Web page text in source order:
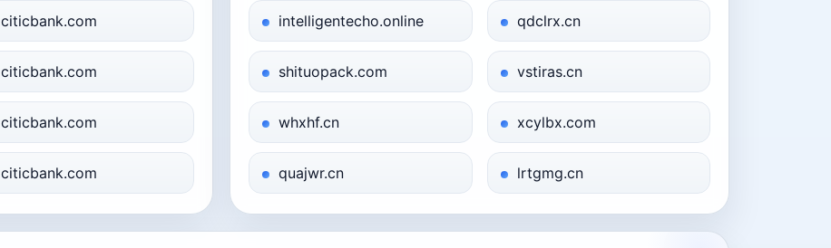
citicbank.com
citicbank.com
citicbank.com
citicbank.com
intelligentecho.online qdclrx.cn
shituopack.com vstiras.cn
whxhf.cn xcylbx.com
quajwr.cn lrtgmg.cn